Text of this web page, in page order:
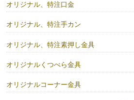
オリジナル、特注口金
オリジナル、特注手カン
オリジナル、特注素押し金具
オリジナルくつべら金具
オリジナルコーナー金具